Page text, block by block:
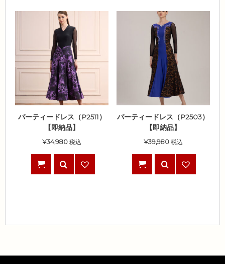
パーティードレス（P2511）
【即納品】
¥34,980 税込
パーティードレス（P2503）
【即納品】
¥39,980 税込